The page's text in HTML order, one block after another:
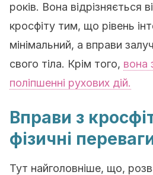
років. Вона відрізняється
кросфіту тим, що рівень
мінімальний, а вправи
свого тіла. Крім того, вона
поліпшенні рухових дій.
Вправи з
фізичні
Тут найголовніше, що,